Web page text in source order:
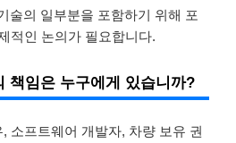
술의 일부분을 포함하기 위해 포
적인 논의가 필요합니다.
책임은 누구에게 있습니까?
소프트웨어 개발자, 차량 보유 권